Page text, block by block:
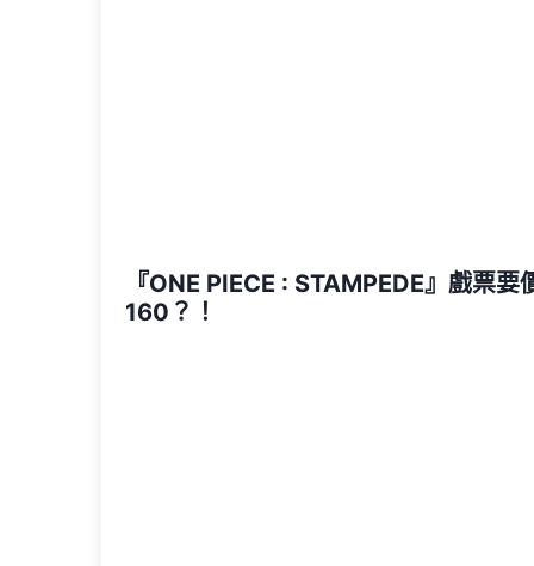
『ONE PIECE : STAMPEDE』戲票要
160？！